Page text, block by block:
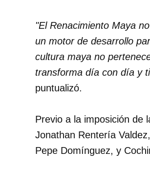
"El Renacimiento Maya
un motor de desarrollo
cultura maya no
transforma día con día y
puntualizó.
Previo a la imposición de
Jonathan Rentería
Pepe Domínguez, y